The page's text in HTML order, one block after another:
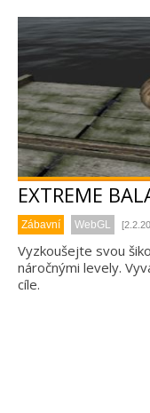
EXTREME
Zábavní WebGL
Vyzkoušejte svou
náročnými levely.
cíle.